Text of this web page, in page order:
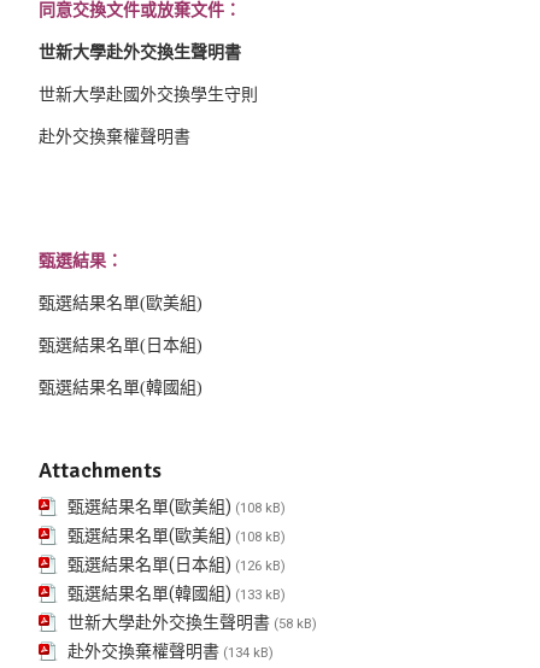
同意交換文件或放棄文件：
世新大學赴外交換生聲明書
世新大學赴國外交換學生守則
赴外交換棄權聲明書
甄選結果：
甄選結果名單(歐美組)
甄選結果名單(日本組)
甄選結果名單(韓國組)
Attachments
甄選結果名單(歐美組) (108 kB)
甄選結果名單(歐美組) (108 kB)
甄選結果名單(日本組) (126 kB)
甄選結果名單(韓國組) (133 kB)
世新大學赴外交換生聲明書 (58 kB)
赴外交換棄權聲明書 (134 kB)